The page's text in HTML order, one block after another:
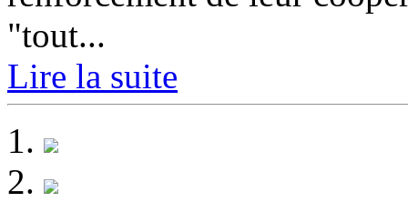
"tout...
Lire la suite